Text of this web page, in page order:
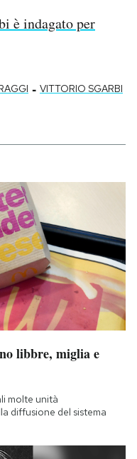
è indagato per
- VITTORIO SGARBI
libbre, miglia e
molte unità
diffusione del sistema